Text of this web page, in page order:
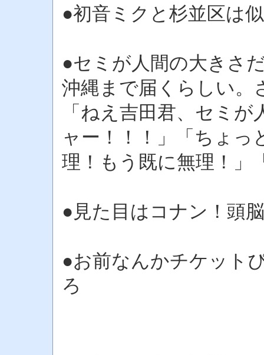
●初音ミクと杉並区は
●セミが人間の大きさ
沖縄まで届くらしい。
「ねえ吉田君、セミ
ャー！！！」「ちょっ
理！もう既に無理！」
●見た目はコナン！頭
●お前なんかチケット
ろ